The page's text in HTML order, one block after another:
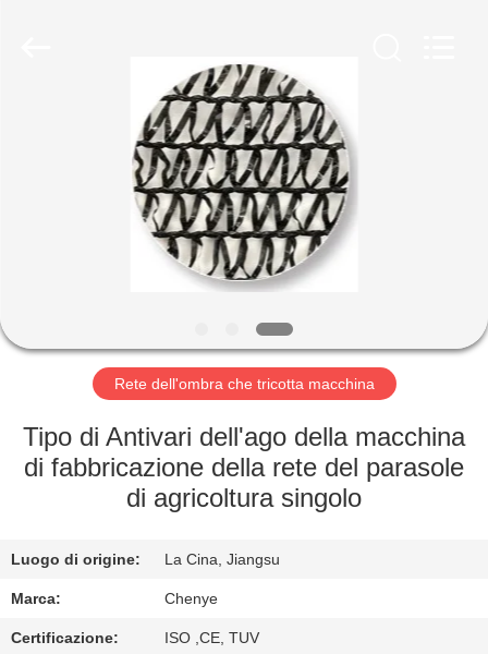
BENVENUTO
PRODOTTI
NOI
DELLA
FABBRICA
DI
QUALITÀ
Rete dell'ombra che tricotta macchina
Tipo di Antivari dell'ago della macchina
di fabbricazione della rete del parasole
di agricoltura singolo
Luogo di origine: La Cina, Jiangsu
Marca: Chenye
Certificazione: ISO ,CE, TUV